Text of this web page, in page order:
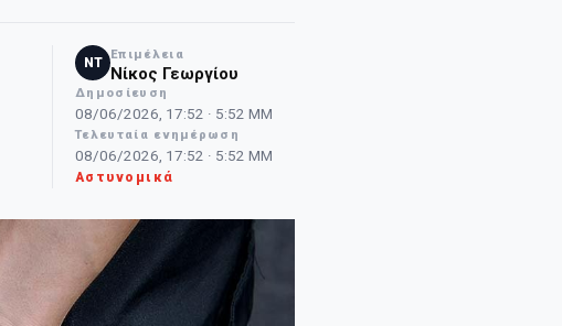
NT Επιμέλεια
Νίκος Γεωργίου
Δημοσίευση
08/06/2026, 17:52 · 5:52 ΜΜ
Τελευταία ενημέρωση
08/06/2026, 17:52 · 5:52 ΜΜ
Αστυνομικά